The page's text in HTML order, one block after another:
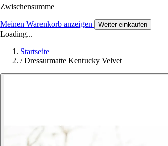
Zwischensumme
Meinen Warenkorb anzeigen Weiter einkaufen
Loading...
Startseite
/ Dressurmatte Kentucky Velvet